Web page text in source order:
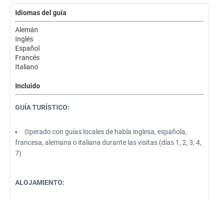
Idiomas del guía
Alemán
Inglés
Español
Francés
Italiano
Incluido
GUÍA TURÍSTICO:
Operado con guías locales de habla inglesa, española,
francesa, alemana o italiana durante las visitas (días 1, 2, 3, 4,
7)
ALOJAMIENTO: